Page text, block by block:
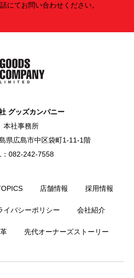
にてお問い合わせください。
グッズカンパニー
本社事務所
県広島市中区袋町1-11-1階
：082-242-7558
店舗情報 採用情報
イバシーポリシー 会社紹介
先代オーナーズストーリー